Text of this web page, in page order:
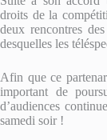
droits de la
deux rencontres
desquelles les
Afin que ce
important de
d’audiences
samedi soir !